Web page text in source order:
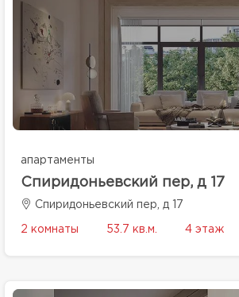
апартаменты
Спиридоньевский пер, д 17
Спиридоньевский пер, д 17
2 комнаты 53.7 кв.м. 4 этаж